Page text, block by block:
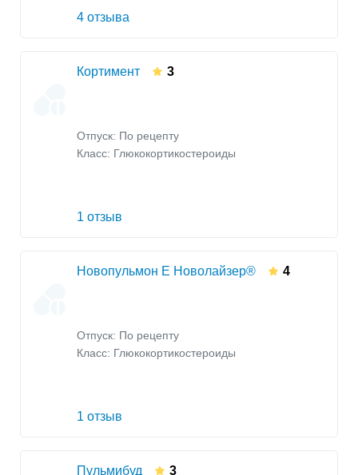
4 отзыва
Кортимент 3
Отпуск: По рецепту
Класс: Глюкокортикостероиды
1 отзыв
Новопульмон Е Новолайзер® 4
Отпуск: По рецепту
Класс: Глюкокортикостероиды
1 отзыв
Пульмибуд 3